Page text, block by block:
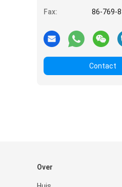
Fax:
86-769-
Contact
Over